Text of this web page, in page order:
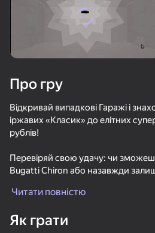
Гра працює тільки в
орієнтації
Кейс Симулятор: Машины
Про гру
Відкривай випадкові Гаражі і
іржавих «Класик» до елітних
рублів!
Перевіряй свою удачу: чи
Bugatti Chiron або назавжди
* 🎲 Рандомні машини — звичайні та
класу.
Читати повністю
Як грати